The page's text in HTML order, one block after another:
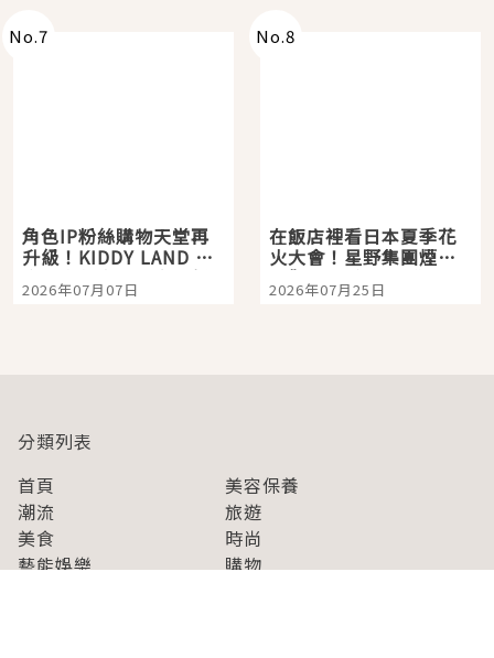
No.7
角色IP粉絲購物天堂再
升級！KIDDY LAND 原
宿店吉伊卡哇迎客，新
開幕 OMOKADO 店3分
2026年07月07日
No.8
在飯店裡看日本夏季花
火大會！星野集團煙火
景觀飯店6選，讓你不用
人擠人悠閒欣賞
2026年07月25日
分類列表
首頁
美容保養
潮流
旅遊
美食
時尚
藝能娛樂
購物